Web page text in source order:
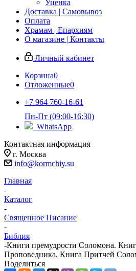
Уценка
Доставка | Самовывоз
Оплата
Храмам | Епархиям
О магазине | Контакты
Личный кабинет
Корзина0
Отложенные0
+7 964 760-16-61
Пн-Пт (09:00-16:30)
WhatsApp
Контактная информация
г. Москва
info@kormchiy.su
Главная
-
Каталог
-
Священное Писание
-
Библия
-Книги премудрости Соломона.
Проповедника. Книга Притчей
Поделиться